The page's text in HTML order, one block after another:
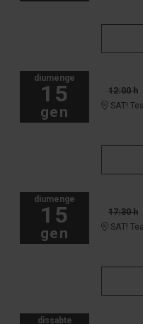
diumenge
15
gen
12:00 h
SAT!
diumenge
15
gen
17:30 h
SAT!
dissabte